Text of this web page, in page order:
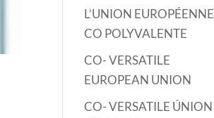
L’UNION EUROPÉENNE
CO POLYVALENTE
CO- VERSATILE
EUROPEAN UNION
CO- VERSATILE ÚNION